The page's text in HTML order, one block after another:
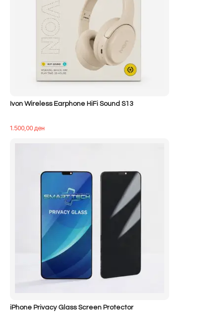
Ivon Wireless Earphone HiFi Sound S13
1.500,00ден
iPhone Privacy Glass Screen Protector